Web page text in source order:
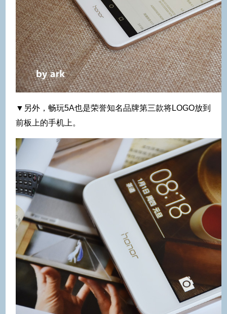
▼另外，畅玩5A也是荣誉知名品牌第三款将LOGO放到
前板上的手机上。